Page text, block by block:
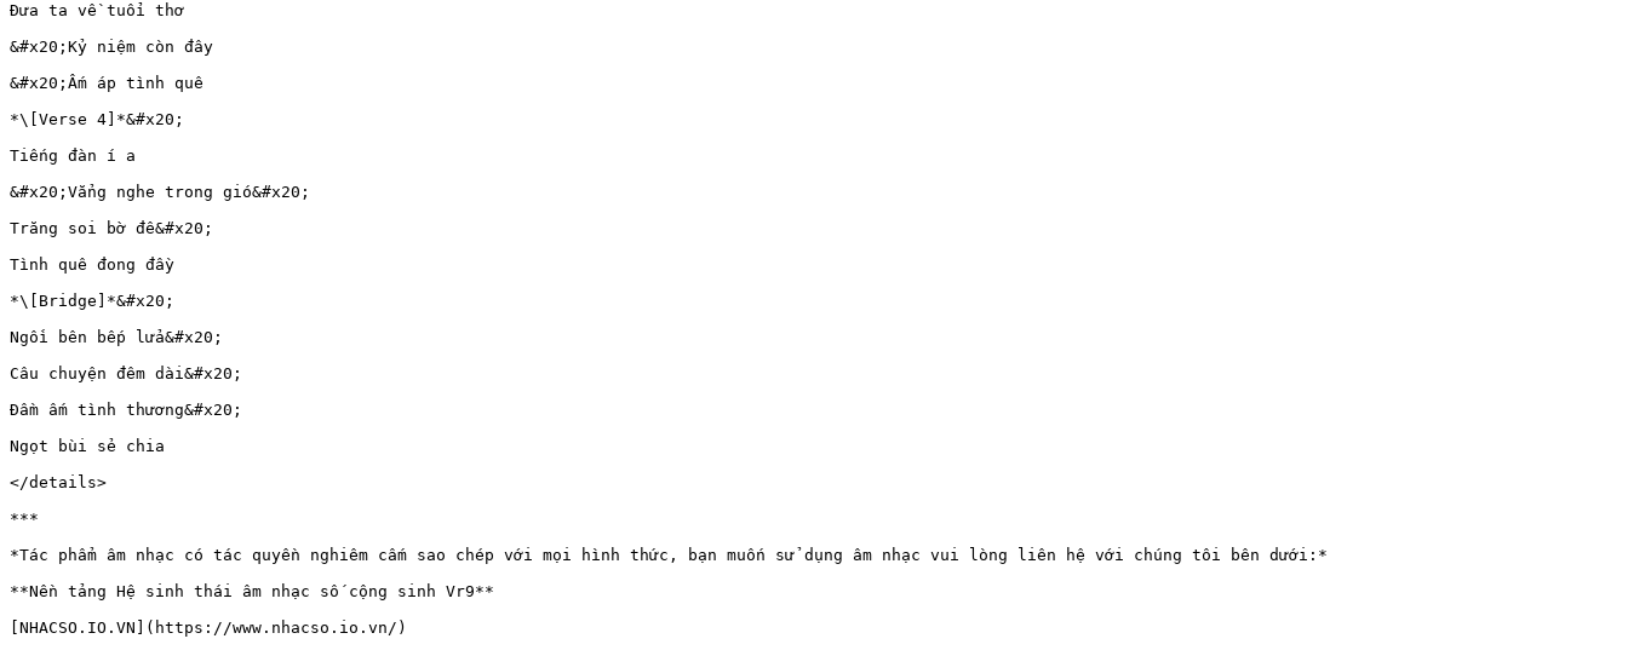
Đưa ta về tuổi thơ
&#x20;Kỷ niệm còn đây
&#x20;Ấm áp tình quê
*\[Verse 4]*&#x20;
Tiếng đàn í a
&#x20;Vẳng nghe trong gió&#x20;
Trăng soi bờ đê&#x20;
Tình quê đong đầy
*\[Bridge]*&#x20;
Ngồi bên bếp lửa&#x20;
Câu chuyện đêm dài&#x20;
Đầm ấm tình thương&#x20;
Ngọt bùi sẻ chia
</details>
***
*Tác phẩm âm nhạc có tác quyền nghiêm cấm sao chép với mọi hình thức, bạn muốn sử dụng âm nhạc vui lòng liên hệ với chúng tôi bên dưới:*
**Nền tảng Hệ sinh thái âm nhạc số cộng sinh Vr9**
[NHACSO.IO.VN](https://www.nhacso.io.vn/)